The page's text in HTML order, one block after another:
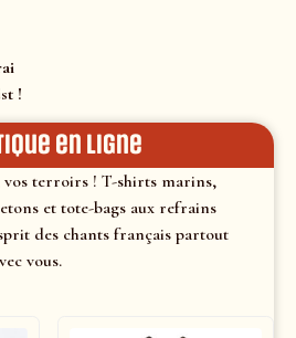
!
en ligne
terroirs ! T-shirts marins,
et tote-bags aux refrains
des chants français partout
vous.